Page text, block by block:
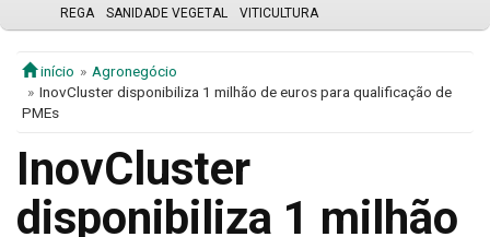
REGA
SANIDADE VEGETAL VITICULTURA
início
Agronegócio
InovCluster disponibiliza 1 milhão de euros para qualificação de
PMEs
InovCluster
disponibiliza 1 milhão